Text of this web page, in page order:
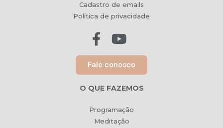
Cadastro de emails
Política de privacidade
Fale conosco
O QUE FAZEMOS
Programação
Meditação